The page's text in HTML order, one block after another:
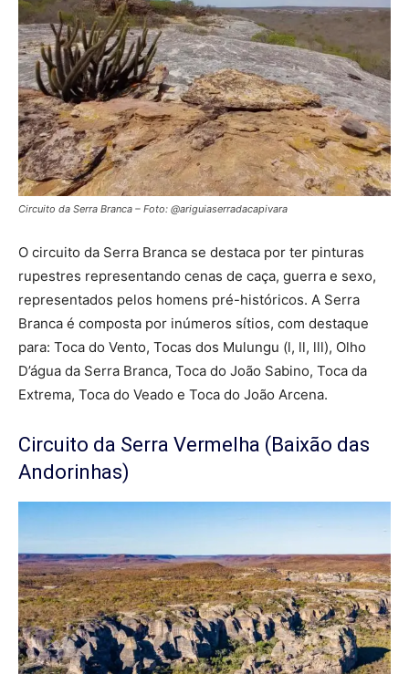
Circuito da Serra Branca – Foto: @ariguiaserradacapivara
O circuito da Serra Branca se destaca por ter pinturas
rupestres representando cenas de caça, guerra e sexo,
representados pelos homens pré-históricos. A Serra
Branca é composta por inúmeros sítios, com destaque
para: Toca do Vento, Tocas dos Mulungu (l, ll, lll), Olho
D’água da Serra Branca, Toca do João Sabino, Toca da
Extrema, Toca do Veado e Toca do João Arcena.
Circuito da Serra Vermelha (Baixão das
Andorinhas)